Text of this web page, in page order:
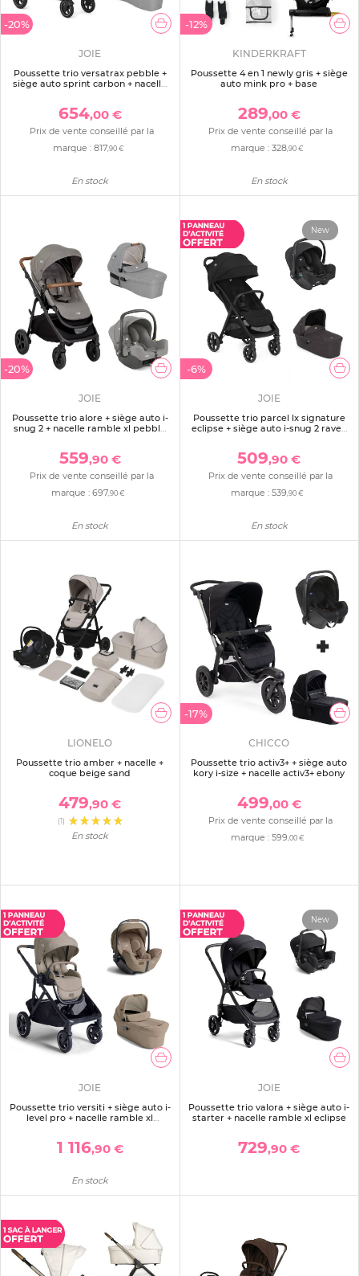
-20%
JOIE
Poussette trio versatrax pebble +
siège auto sprint carbon + nacelle
654,00 €
Prix de vente conseillé par la
marque : 817,90 €
En stock
-12%
KINDERKRAFT
Poussette 4 en 1 newly gris + siège
auto mink pro + base
289,00 €
Prix de vente conseillé par la
marque :328,90 €
En stock
-20%
JOIE
Poussette trio alore + siège auto i-
snug 2 + nacelle ramble xl pebble
559,90 €
Prix de vente conseillé par la
marque :697,90 €
En stock
-6%
New
JOIE
Poussette trio parcel lx signature
eclipse + siège auto i-snug 2 raven
509,90 €
Prix de vente conseillé par la
marque :539,90 €
En stock
LIONELO
Poussette trio amber + nacelle +
coque beige sand
479,90 €
(1)
En stock
-17%
CHICCO
Poussette trio activ3+ + siège auto
kory i-size + nacelle activ3+ ebony
499,00 €
Prix de vente conseillé par la
marque : 599,00 €
JOIE
Poussette trio versiti + siège auto i-
level pro + nacelle ramble xl
1 116,90 €
En stock
New
JOIE
Poussette trio valora + siège auto i-
starter + nacelle ramble xl eclipse
729,90 €